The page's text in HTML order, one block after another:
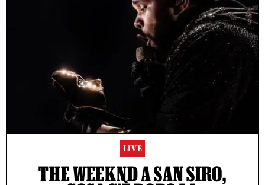
LIVE
THE WEEKND A SAN SIRO,